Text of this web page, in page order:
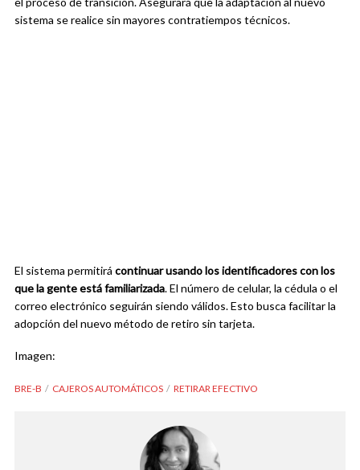
sistema se realice sin mayores contratiempos técnicos.
El sistema permitirá continuar usando los identificadores con los
que la gente está familiarizada. El número de celular, la cédula o el
correo electrónico seguirán siendo válidos. Esto busca facilitar la
adopción del nuevo método de retiro sin tarjeta.
Imagen:
BRE-B CAJEROS AUTOMÁTICOS RETIRAR EFECTIVO